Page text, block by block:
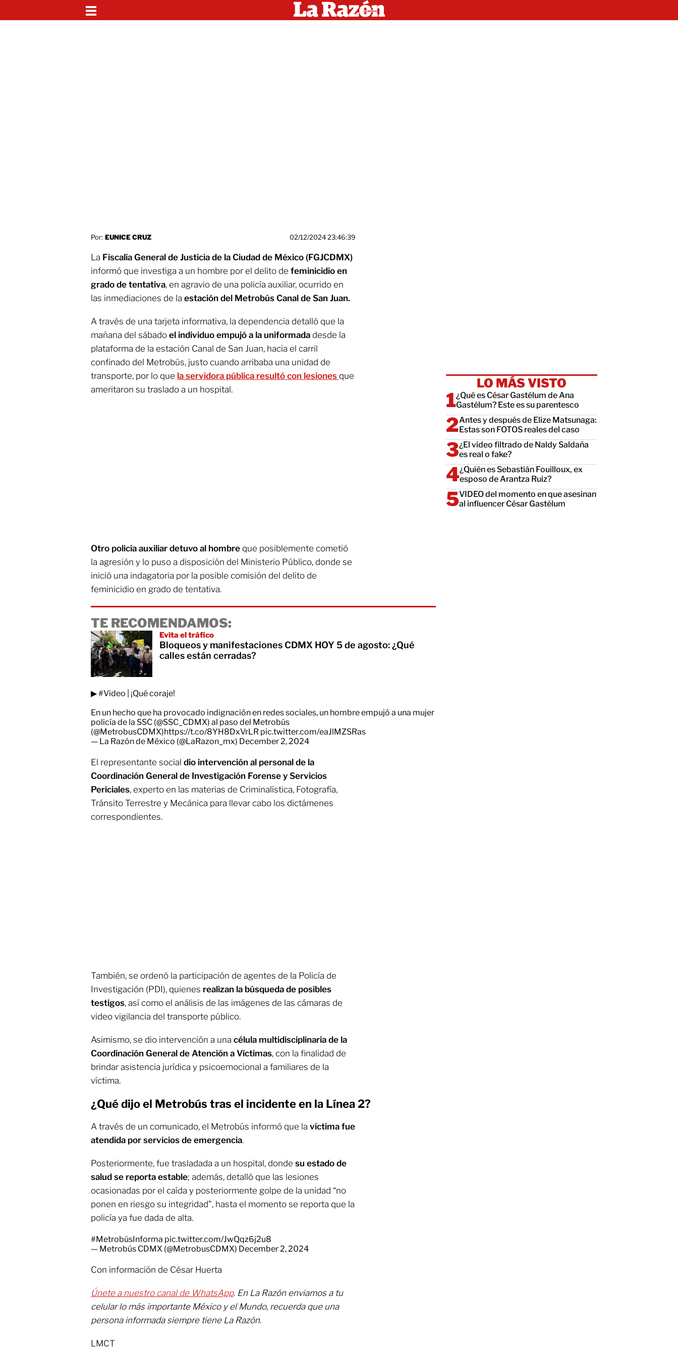
Por: EUNICE CRUZ 02/12/2024 23:46:39
La Fiscalía General de Justicia de la Ciudad de México (FGJCDMX)
informó que investiga a un hombre por el delito de feminicidio en
grado de tentativa, en agravio de una policía auxiliar, ocurrido en
las inmediaciones de la estación del Metrobús Canal de San Juan.
A través de una tarjeta informativa, la dependencia detalló que la
mañana del sábado el individuo empujó a la uniformada desde la
plataforma de la estación Canal de San Juan, hacia el carril
confinado del Metrobús, justo cuando arribaba una unidad de
transporte, por lo que la servidora pública resultó con lesiones que
ameritaron su traslado a un hospital.
Otro policía auxiliar detuvo al hombre que posiblemente cometió
la agresión y lo puso a disposición del Ministerio Público, donde se
inició una indagatoria por la posible comisión del delito de
feminicidio en grado de tentativa.
TE RECOMENDAMOS:
Evita el tráfico
Bloqueos y manifestaciones CDMX HOY 5 de agosto: ¿Qué
calles están cerradas?
▶#Video | ¡Qué coraje!
En un hecho que ha provocado indignación en redes sociales, un hombre empujó a una mujer
policía de la SSC (@SSC_CDMX) al paso del Metrobús
(@MetrobusCDMX)https://t.co/8YH8DxVrLR pic.twitter.com/eaJlMZSRas
— La Razón de México (@LaRazon_mx) December 2, 2024
El representante social dio intervención al personal de la
Coordinación General de Investigación Forense y Servicios
Periciales, experto en las materias de Criminalística, Fotografía,
Tránsito Terrestre y Mecánica para llevar cabo los dictámenes
correspondientes.
También, se ordenó la participación de agentes de la Policía de
Investigación (PDI), quienes realizan la búsqueda de posibles
testigos, así como el análisis de las imágenes de las cámaras de
video vigilancia del transporte público.
Asimismo, se dio intervención a una célula multidisciplinaria de la
Coordinación General de Atención a Víctimas, con la finalidad de
brindar asistencia jurídica y psicoemocional a familiares de la
víctima.
¿Qué dijo el Metrobús tras el incidente en la Línea 2?
A través de un comunicado, el Metrobús informó que la víctima fue
atendida por servicios de emergencia.
Posteriormente, fue trasladada a un hospital, donde su estado de
salud se reporta estable; además, detalló que las lesiones
ocasionadas por el caída y posteriormente golpe de la unidad “no
ponen en riesgo su integridad”, hasta el momento se reporta que la
policía ya fue dada de alta.
#MetrobúsInforma pic.twitter.com/JwQqz6j2u8
— Metrobús CDMX (@MetrobusCDMX) December 2, 2024
Con información de César Huerta
Únete a nuestro canal de WhatsApp. En La Razón enviamos a tu
celular lo más importante México y el Mundo, recuerda que una
persona informada siempre tiene La Razón.
LMCT
LO MÁS VISTO
¿Qué es César Gastélum de Ana
Gastélum? Este es su parentesco
Antes y después de Elize Matsunaga:
Estas son FOTOS reales del caso
¿El video filtrado de Naldy Saldaña
es real o fake?
¿Quién es Sebastián Fouilloux, ex
esposo de Arantza Ruiz?
VIDEO del momento en que asesinan
al influencer César Gastélum